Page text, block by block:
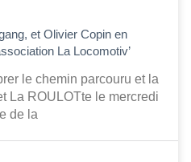
et Olivier Copin en
La Locomotiv’
le chemin parcouru et la
La ROULOTte le mercredi
de la